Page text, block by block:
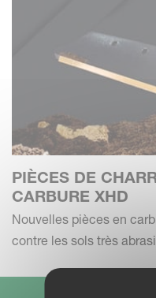
PIÈCES DE
CARBURE XHD
Nouvelles pièces en
contre les sols très